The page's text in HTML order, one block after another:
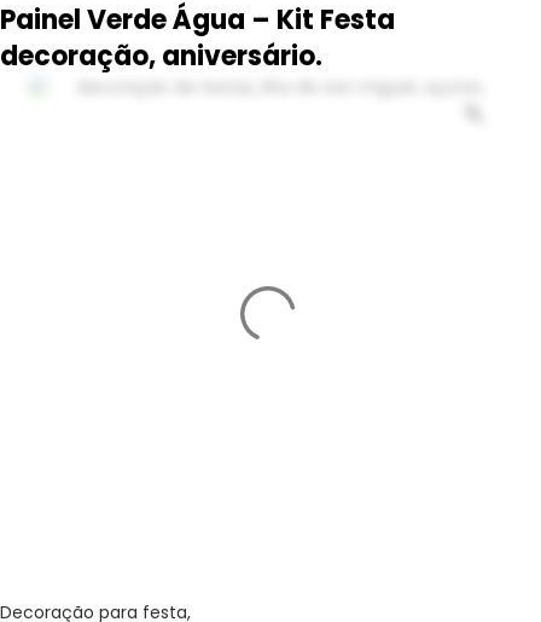
Painel Verde Água – Kit Festa
decoração, aniversário.
Decoração para festa,